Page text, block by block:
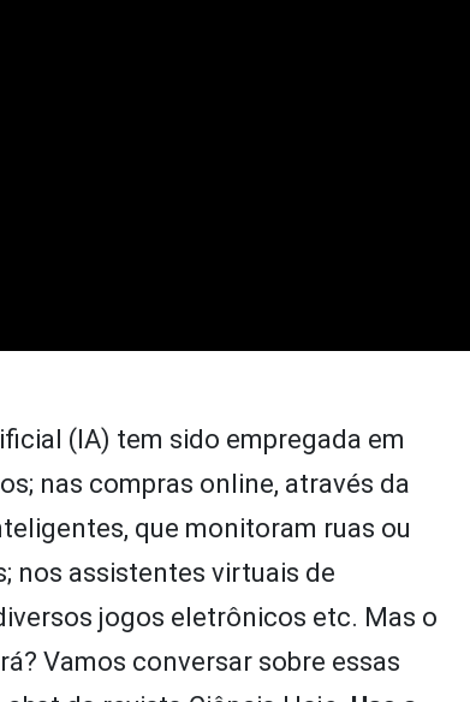
(IA) tem sido empregada em
nas compras online, através da
que monitoram ruas ou
nos assistentes virtuais de
jogos eletrônicos etc. Mas o
Vamos conversar sobre essas